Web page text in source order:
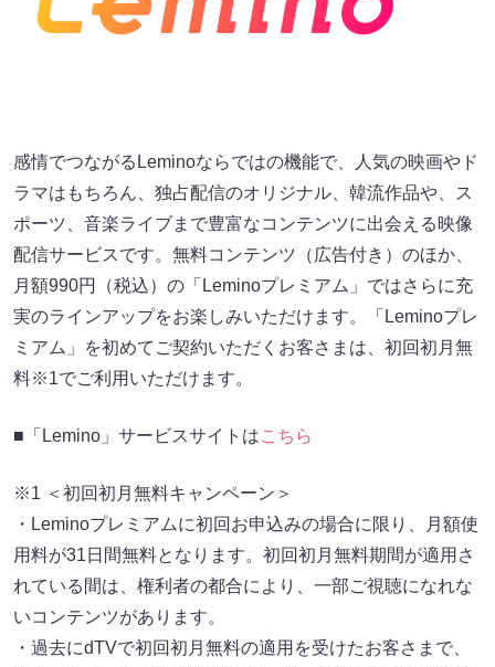
感情でつながるLeminoならではの機能で、人気の映画やド
ラマはもちろん、独占配信のオリジナル、韓流作品や、ス
ポーツ、音楽ライブまで豊富なコンテンツに出会える映像
配信サービスです。無料コンテンツ（広告付き）のほか、
月額990円（税込）の「Leminoプレミアム」ではさらに充
実のラインアップをお楽しみいただけます。「Leminoプレ
ミアム」を初めてご契約いただくお客さまは、初回初月無
料※1でご利用いただけます。
■「Lemino」サービスサイトはこちら
※1 ＜初回初月無料キャンペーン＞
・Leminoプレミアムに初回お申込みの場合に限り、月額使
用料が31日間無料となります。初回初月無料期間が適用さ
れている間は、権利者の都合により、一部ご視聴になれな
いコンテンツがあります。
・過去にdTVで初回初月無料の適用を受けたお客さまで、